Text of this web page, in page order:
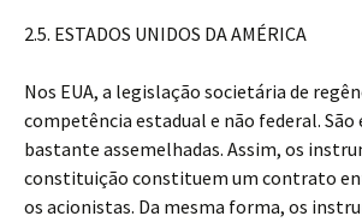
2.5. ESTADOS UNIDOS DA AMÉRICA
Nos EUA, a legislação societária de
competência estadual e não federal.
bastante assemelhadas. Assim, os
constituição constituem um contrato
os acionistas. Da mesma forma, os